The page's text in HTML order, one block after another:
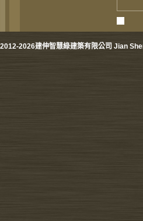
2012-2026建伸智慧綠建築有限公司 Jian